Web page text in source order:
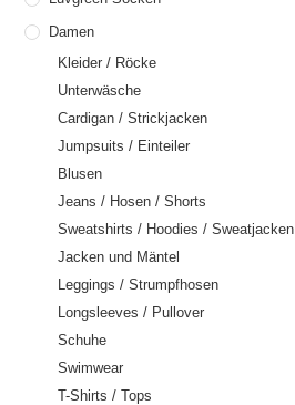
Damen
Kleider / Röcke
Unterwäsche
Cardigan / Strickjacken
Jumpsuits / Einteiler
Blusen
Jeans / Hosen / Shorts
Sweatshirts / Hoodies / Sweatjacken
Jacken und Mäntel
Leggings / Strumpfhosen
Longsleeves / Pullover
Schuhe
Swimwear
T-Shirts / Tops